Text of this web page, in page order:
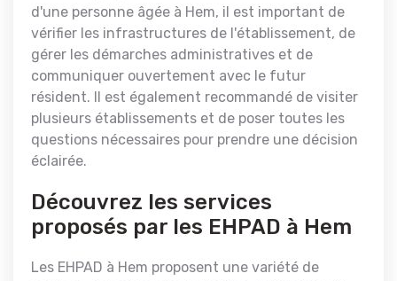
d'une personne âgée à Hem, il est important de
vérifier les infrastructures de l'établissement, de
gérer les démarches administratives et de
communiquer ouvertement avec le futur
résident. Il est également recommandé de visiter
plusieurs établissements et de poser toutes les
questions nécessaires pour prendre une décision
éclairée.
Découvrez les services
proposés par les EHPAD à Hem
Les EHPAD à Hem proposent une variété de